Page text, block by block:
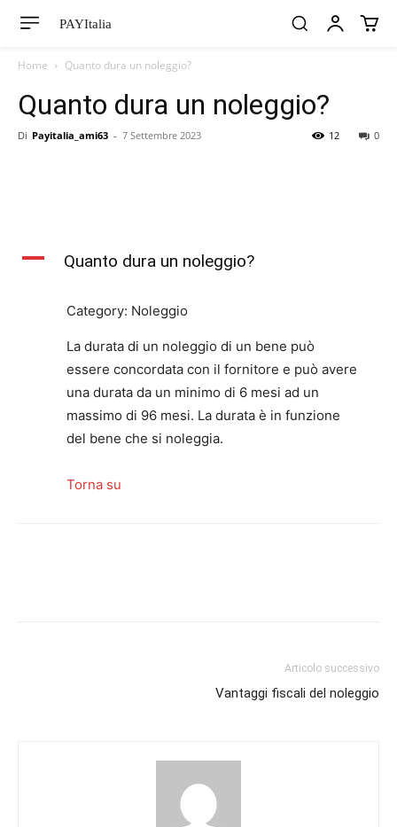
PAYItalia
Home Quanto dura un noleggio?
Quanto dura un noleggio?
Di Payitalia_ami63 - 7 Settembre 2023 0
12
A Quanto dura un noleggio?
Category: Noleggio
La durata di un noleggio di un bene può
essere concordata con il fornitore e può avere
una durata da un minimo di 6 mesi ad un
massimo di 96 mesi. La durata è in funzione
del bene che si noleggia.
Torna su
Articolo successivo
Vantaggi fiscali del noleggio